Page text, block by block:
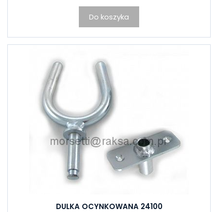
Do koszyka
DULKA OCYNKOWANA 24100